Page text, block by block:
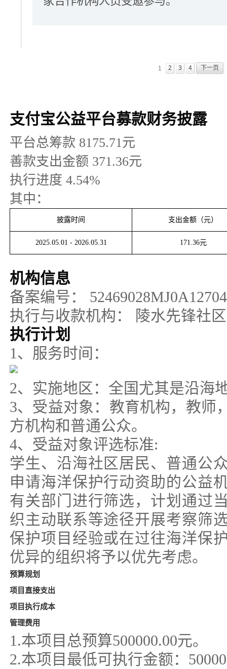
1 2 3 4 下一页
支付宝公益平台募款财务披露
平台总筹款 8175.71元
善款支出金额 371.36元
执行进度 4.54%
其中：
披露时间 支出金额（元）
2025.05.01 - 2026.05.31 171.36元
机构信息
备案编号：
执行与收款机构：
陵水先锋社
执行计划
1、服务时间：
2、实施地区：全国尤其是沿海
3、受益对象：教育机构，教师
方机构和普通公众。
4、受益对象评选标准:
学生、沿海社区居民、普通公
申请海洋保护行动资助的公益
有关部门进行筛选，计划通过
织主动联系等途径开展考察筛
保护项目经验或在过往海洋保
优异的组织将予以优先考虑。
预算规划
项目直接支出
项目执行成本
管理费用
1.本项目总预算500000.00元。
2.本项目最低可执行金额：